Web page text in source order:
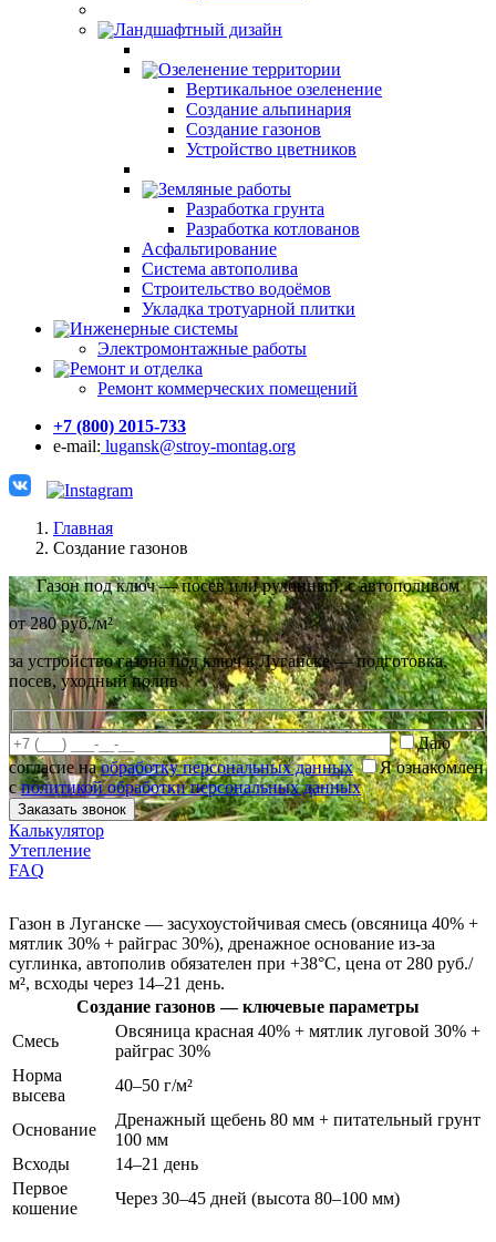
Ландшафтный дизайн
Озеленение территории
Вертикальное озеленение
Создание альпинария
Создание газонов
Устройство цветников
Земляные работы
Разработка грунта
Разработка котлованов
Асфальтирование
Система автополива
Строительство водоёмов
Укладка тротуарной плитки
Инженерные системы
Электромонтажные работы
Ремонт и отделка
Ремонт коммерческих помещений
+7 (800) 2015-733
e-mail: lugansk@stroy-montag.org
Главная
Создание газонов
Газон под ключ — посев или рулонный, с автополивом
от 280 руб./м²
за устройство газона под ключ в Луганске — подготовка,
посев, уходный полив
Даю
согласие наобработку персональных данных
Я ознакомлен
сполитикой обработки персональных данных
Калькулятор
Утепление
FAQ
Газон в Луганске — засухоустойчивая смесь (овсяница 40% +
мятлик 30% + райграс 30%), дренажное основание из-за
суглинка, автополив обязателен при +38°C, цена от 280 руб./
м², всходы через 14–21 день.
Создание газонов — ключевые параметры
Смесь
Овсяница красная 40% + мятлик луговой 30% +
райграс 30%
Норма
высева
40–50 г/м²
Основание
Дренажный щебень 80 мм + питательный грунт
100 мм
Всходы
14–21 день
Первое
кошение
Через 30–45 дней (высота 80–100 мм)